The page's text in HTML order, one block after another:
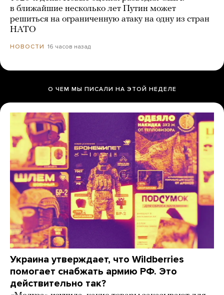
в ближайшие несколько лет Путин может
решиться на ограниченную атаку на одну из стран
НАТО
НОВОСТИ 16 часов назад
О ЧЕМ МЫ ПИСАЛИ НА ЭТОЙ НЕДЕЛЕ
Украина утверждает, что Wildberries
помогает снабжать армию РФ. Это
действительно так?